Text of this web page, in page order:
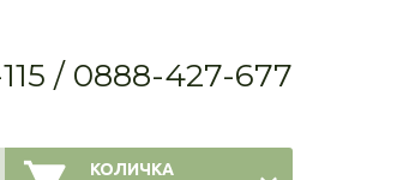
/ 0888-427-677
КОЛИЧКА